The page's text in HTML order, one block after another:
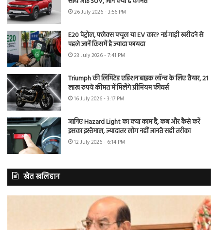
26 July 2026 - 3:56 PM
E20 पेट्रोल, फ्लेक्स फ्यूल या EV कार? नई गाड़ी खरीदने से
पहले जानें किसमें है ज्यादा फायदा
23 July 2026 - 7:41 PM
Triumph की लिमिटेड एडिशन बाइक लॉन्च के लिए तैयार, 21
लाख रुपये कीमत में मिलेंगे प्रीमियम फीचर्स
16 July 2026 - 3:17 PM
जानिए Hazard Light का क्या काम है, कब और कैसे करें
इसका इस्तेमाल, ज्यादातर लोग नहीं जानते सही तरीका
12 July 2026 - 6:14 PM
खेत खलिहान